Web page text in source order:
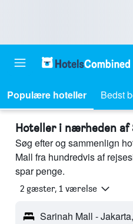
Populære hoteller Bedst
Hoteller i nærheden af
Søg efter og sammenlign
Mall fra hundredvis af
spar penge.
2 gæster, 1 værelse
Sarinah Mall -